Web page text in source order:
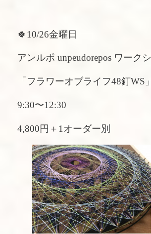
🍀10/26金曜日
アンルポ unpeudorepos ワーク
「フラワーオブライフ48釘WS」
9:30〜12:30
4,800円＋1オーダー別